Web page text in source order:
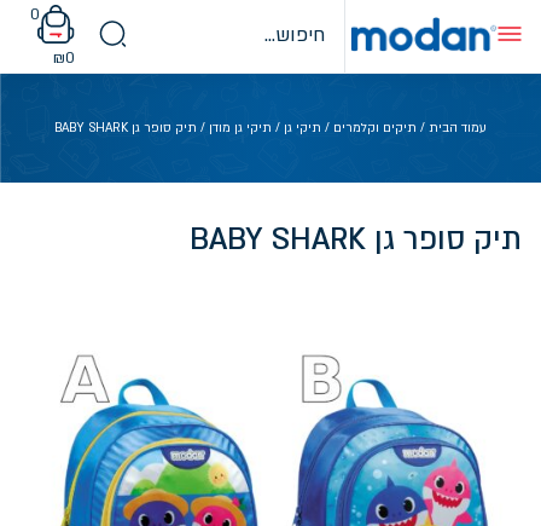
content
0
₪0
עמוד הבית / תיקים וקלמרים / תיקי גן / תיקי גן מודן / תיק סופר גן BABY SHARK
תיק סופר גן BABY SHARK